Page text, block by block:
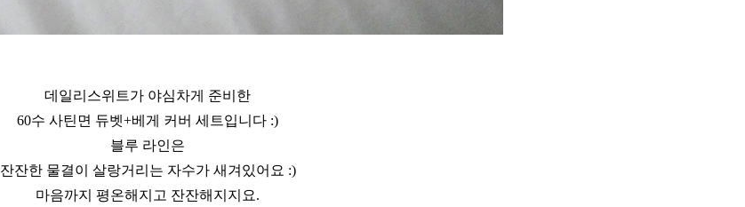
데일리스위트가 야심차게 준비한
60수 사틴면 듀벳+베게 커버 세트입니다 :)
블루 라인은
잔잔한 물결이 살랑거리는 자수가 새겨있어요 :)
마음까지 평온해지고 잔잔해지지요.